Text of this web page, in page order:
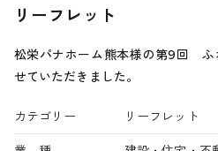
リーフレット
松栄パナホーム熊本様の第9回 ふ
せていただきました。
カテゴリー リーフレット